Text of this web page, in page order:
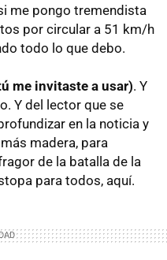
me pongo tremendista
por circular a 51 km/h
todo lo que debo.
me invitaste a usar). Y
Y del lector que se
en la noticia y
madera, para
de la batalla de la
para todos, aquí.